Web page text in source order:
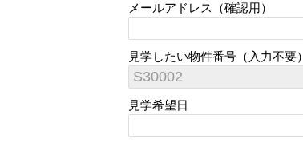
メールアドレス（確認用）
見学したい物件番号（入力不要）
見学希望日